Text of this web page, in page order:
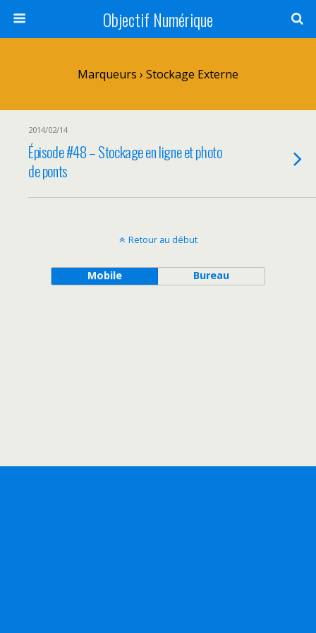
Objectif Numérique
Marqueurs › Stockage Externe
2014/02/14
Épisode #48 – Stockage en ligne et photo
de ponts
Retour au début
Mobile Bureau